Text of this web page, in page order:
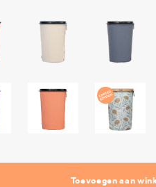
Toevoegen aan